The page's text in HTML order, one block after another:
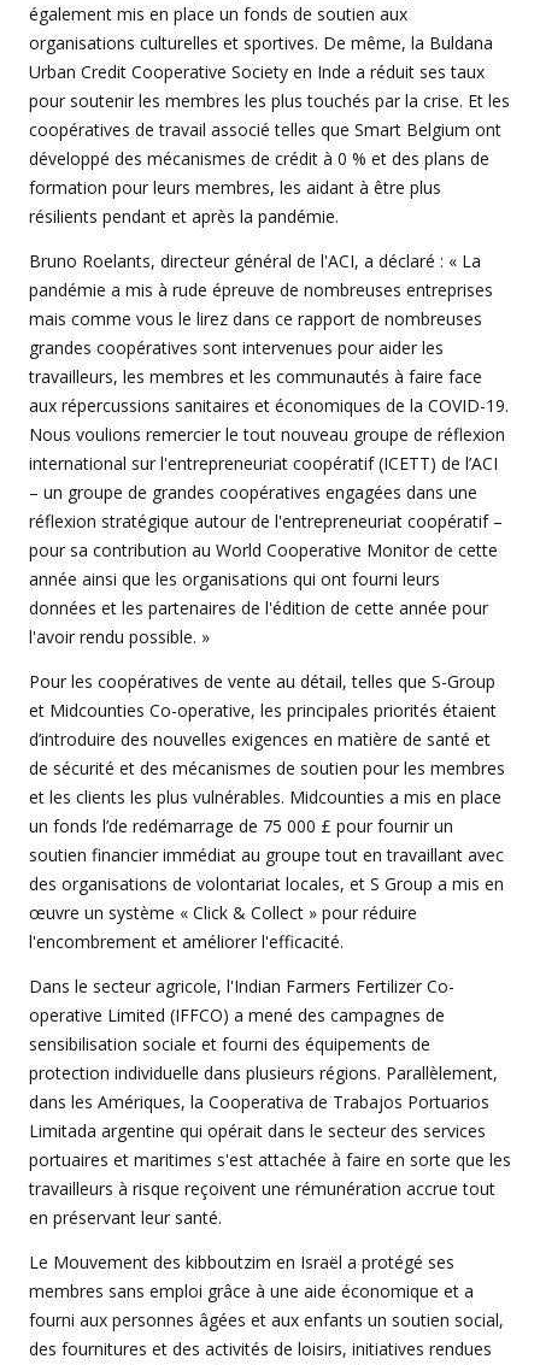
également mis en place un fonds de soutien aux
organisations culturelles et sportives. De même, la Buldana
Urban Credit Cooperative Society en Inde a réduit ses taux
pour soutenir les membres les plus touchés par la crise. Et les
coopératives de travail associé telles que Smart Belgium ont
développé des mécanismes de crédit à 0 % et des plans de
formation pour leurs membres, les aidant à être plus
résilients pendant et après la pandémie.
Bruno Roelants, directeur général de l'ACI, a déclaré : « La
pandémie a mis à rude épreuve de nombreuses entreprises
mais comme vous le lirez dans ce rapport de nombreuses
grandes coopératives sont intervenues pour aider les
travailleurs, les membres et les communautés à faire face
aux répercussions sanitaires et économiques de la COVID-19.
Nous voulions remercier le tout nouveau groupe de réflexion
international sur l'entrepreneuriat coopératif (ICETT) de l’ACI
– un groupe de grandes coopératives engagées dans une
réflexion stratégique autour de l'entrepreneuriat coopératif –
pour sa contribution au World Cooperative Monitor de cette
année ainsi que les organisations qui ont fourni leurs
données et les partenaires de l'édition de cette année pour
l'avoir rendu possible. »
Pour les coopératives de vente au détail, telles que S-Group
et Midcounties Co-operative, les principales priorités étaient
d’introduire des nouvelles exigences en matière de santé et
de sécurité et des mécanismes de soutien pour les membres
et les clients les plus vulnérables. Midcounties a mis en place
un fonds l’de redémarrage de 75 000 £ pour fournir un
soutien financier immédiat au groupe tout en travaillant avec
des organisations de volontariat locales, et S Group a mis en
œuvre un système « Click & Collect » pour réduire
l'encombrement et améliorer l'efficacité.
Dans le secteur agricole, l'Indian Farmers Fertilizer Co-
operative Limited (IFFCO) a mené des campagnes de
sensibilisation sociale et fourni des équipements de
protection individuelle dans plusieurs régions. Parallèlement,
dans les Amériques, la Cooperativa de Trabajos Portuarios
Limitada argentine qui opérait dans le secteur des services
portuaires et maritimes s'est attachée à faire en sorte que les
travailleurs à risque reçoivent une rémunération accrue tout
en préservant leur santé.
Le Mouvement des kibboutzim en Israël a protégé ses
membres sans emploi grâce à une aide économique et a
fourni aux personnes âgées et aux enfants un soutien social,
des fournitures et des activités de loisirs, initiatives rendues